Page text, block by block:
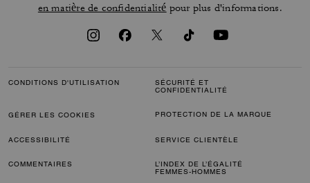
en matière de confidentialité pour plus d'informations.
CONDITIONS D'UTILISATION
SÉCURITÉ ET
CONFIDENTIALITÉ
GÉRER LES COOKIES PROTECTION DE LA MARQUE
ACCESSIBILITÉ SERVICE CLIENTÈLE
COMMENTAIRES
L’INDEX DE L’ÉGALITÉ
FEMMES-HOMMES